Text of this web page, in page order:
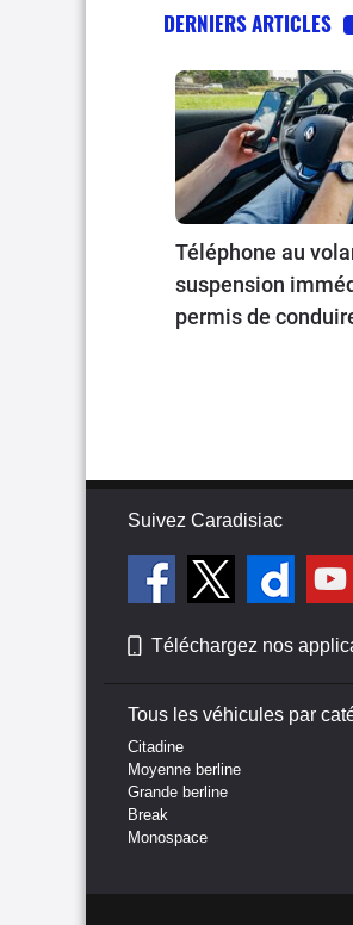
DERNIERS ARTICLES
Téléphone au
suspension
permis de
Suivez Caradisiac
Téléchargez nos
Tous les véhicules par
Citadine
Moyenne berline
Grande berline
Break
Monospace